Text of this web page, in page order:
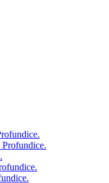
Profundice.